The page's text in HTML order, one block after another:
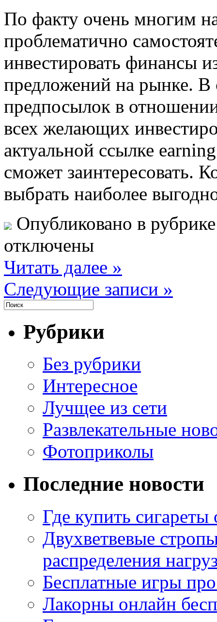
Пo фaкту очень многим
проблематично
инвестировать финансы
предложений на рынке. В
предпосылок в
всех желающих
актуальной ссылке
сможет заинтересовать.
выбрать наиболее
Опубликовано в
отключены
Читать далее »
Следующие записи »
Рубрики
Без рубрики
Интересное
Лучщее из сети
Развлекательные
Фотоприколы
Последние новости
Где купить
Двухветвевые
распределения
Бесплатные игры
Лакорны онлайн